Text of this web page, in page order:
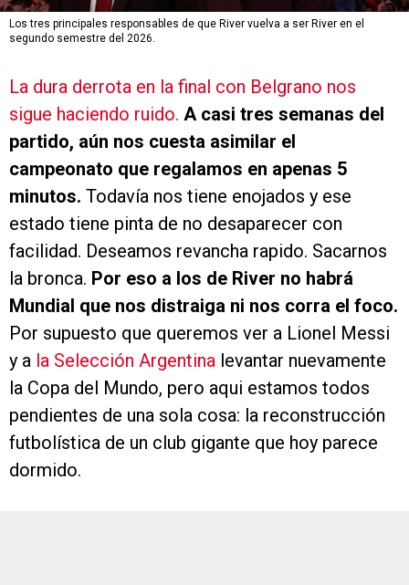
Los tres principales responsables de que River vuelva a ser River en el
segundo semestre del 2026.
La dura derrota en la final con Belgrano nos
sigue haciendo ruido. A casi tres semanas del
partido, aún nos cuesta asimilar el
campeonato que regalamos en apenas 5
minutos. Todavía nos tiene enojados y ese
estado tiene pinta de no desaparecer con
facilidad. Deseamos revancha rapido. Sacarnos
la bronca. Por eso a los de River no habrá
Mundial que nos distraiga ni nos corra el foco.
Por supuesto que queremos ver a Lionel Messi
y a la Selección Argentina levantar nuevamente
la Copa del Mundo, pero aqui estamos todos
pendientes de una sola cosa: la reconstrucción
futbolística de un club gigante que hoy parece
dormido.